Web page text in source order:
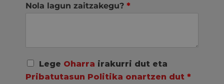
Nola lagun zaitzakegu? *
A
c
u
Lege Oharra irakurri dut eta
Pribatutasun Politika onartzen dut *